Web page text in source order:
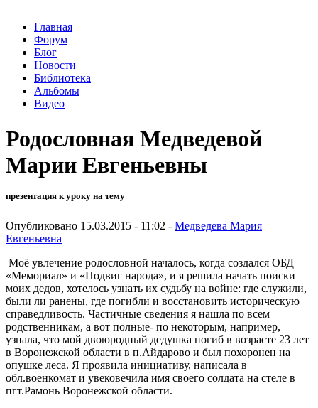
Главная
Форум
Блог
Новости
Библиотека
Альбомы
Видео
Родословная Медведевой
Марии Евгеньевны
презентация к уроку на тему
Опубликовано 15.03.2015 - 11:02 - Медведева Мария
Евгеньевна
Моё увлечение родословной началось, когда создался ОБД
«Мемориал» и «Подвиг народа», и я решила начать поиски
моих дедов, хотелось узнать их судьбу на войне: где служили,
были ли ранены, где погибли и восстановить историческую
справедливость. Частичные сведения я нашла по всем
родственникам, а вот полные- по некоторым, например,
узнала, что мой двоюродный дедушка погиб в возрасте 23 лет
в Воронежской области в п.Айдарово и был похоронен на
опушке леса. Я проявила инициативу, написала в
обл.военкомат и увековечила имя своего солдата на стеле в
пгт.Рамонь Воронежской области.